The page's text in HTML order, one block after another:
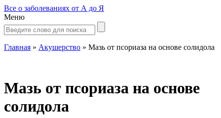
Все о заболеваниях от А до Я
Меню
Главная » Акушерство » Мазь от псориаза на основе солидола
Мазь от псориаза на основе
солидола